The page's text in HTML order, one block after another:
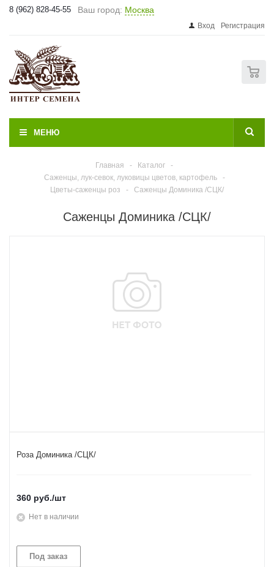
8 (962) 828-45-55 Ваш город: Москва
Вход Регистрация
МЕНЮ
Главная - Каталог
-
Саженцы, лук-севок, луковицы цветов, картофель
-
Цветы-саженцы роз
- Саженцы Доминика /СЦК/
Саженцы Доминика /СЦК/
Роза Доминика /СЦК/
360 руб./шт
Нет в наличии
Под заказ